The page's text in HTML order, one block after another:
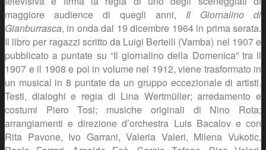
maggiore audience di quegli anni, Il Giornalino di
Gianburrasca, in onda dal 19 dicembre 1964 in prima serata.
Il libro per ragazzi scritto da Luigi Bertelli (Vamba) nel 1907 e
pubblicato a puntate su “Il giornalino della Domenica” tra il
1907 e il 1908 e poi in volume nel 1912, viene trasformato in
un musical in 8 puntate da un gruppo eccezionale di artisti.
Testi, dialoghi e regia di Lina Wertmüller; arredamento e
costumi Piero Tosi; musiche originali di Nino Rota;
arrangiamenti e direzione d’orchestra Luis Bacalov e con
Rita Pavone, Ivo Garrani, Valeria Valeri, Milena Vukotic,